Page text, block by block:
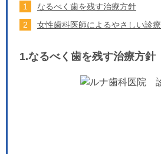
なるべく歯を残す治療方針
女性歯科医師によるやさしい診療
1.なるべく歯を残す治療方針